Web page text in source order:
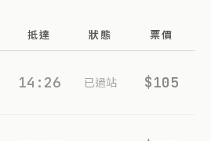
抵達 狀態 票價
14:26 已過站 $105